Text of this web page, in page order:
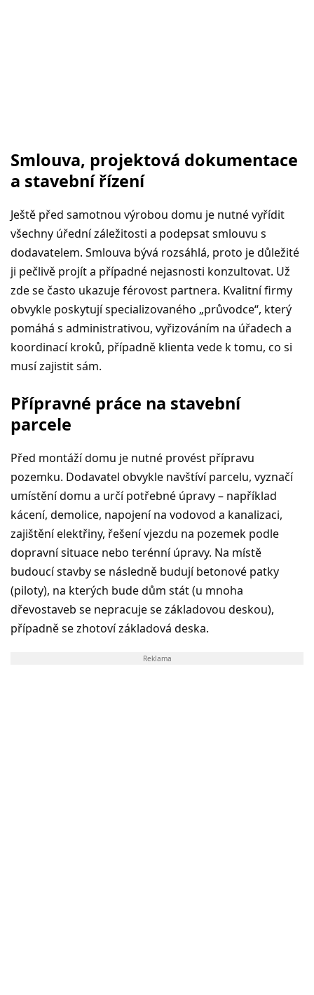
Smlouva, projektová dokumentace
a stavební řízení
Ještě před samotnou výrobou domu je nutné vyřídit
všechny úřední záležitosti a podepsat smlouvu s
dodavatelem. Smlouva bývá rozsáhlá, proto je důležité
ji pečlivě projít a případné nejasnosti konzultovat. Už
zde se často ukazuje férovost partnera. Kvalitní firmy
obvykle poskytují specializovaného „průvodce“, který
pomáhá s administrativou, vyřizováním na úřadech a
koordinací kroků, případně klienta vede k tomu, co si
musí zajistit sám.
Přípravné práce na stavební
parcele
Před montáží domu je nutné provést přípravu
pozemku. Dodavatel obvykle navštíví parcelu, vyznačí
umístění domu a určí potřebné úpravy – například
kácení, demolice, napojení na vodovod a kanalizaci,
zajištění elektřiny, řešení vjezdu na pozemek podle
dopravní situace nebo terénní úpravy. Na místě
budoucí stavby se následně budují betonové patky
(piloty), na kterých bude dům stát (u mnoha
dřevostaveb se nepracuje se základovou deskou),
případně se zhotoví základová deska.
Reklama